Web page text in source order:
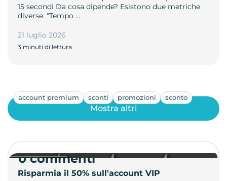
15 secondi Da cosa dipende? Esistono due metriche
diverse: "Tempo …
21 luglio 2026
3 minuti di lettura
account premium sconti promozioni sconto
Risparmia il 50% sull'account VIP
Mostra altri
0 commenti